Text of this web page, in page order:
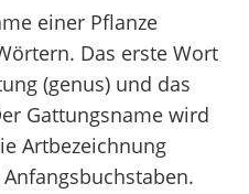
einer Pflanze
Das erste Wort
(genus) und das
Gattungsname wird
Artbezeichnung